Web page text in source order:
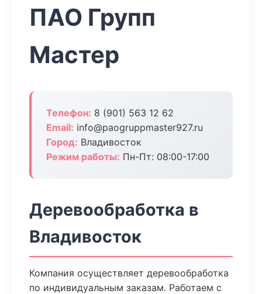
ПАО Групп
Мастер
Телефон: 8 (901) 563 12 62
Email: info@paogruppmaster927.ru
Город: Владивосток
Режим работы: Пн-Пт: 08:00-17:00
Деревообработка в
Владивосток
Компания осуществляет деревообработка
по индивидуальным заказам. Работаем с